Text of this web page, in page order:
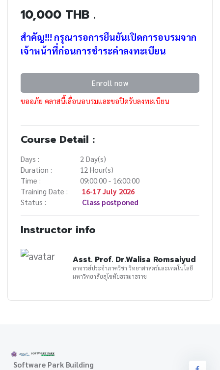
10,000 THB .
สำคัญ!!! กรุณารอการยืนยันเปิดการอบรมจาก
เจ้าหน้าที่ก่อนการชำระค่าลงทะเบียน
Enroll now
ขออภัย คลาสนี้เลื่อนอบรมและขอปิดรับลงทะเบียน
Course Detail :
Days :
2 Day(s)
Duration :
12 Hour(s)
Time :
09:00:00 - 16:00:00
Training Date :
16-17 July 2026
Status :
Class postponed
Instructor info
Asst. Prof. Dr.Walisa Romsaiyud
อาจารย์ประจำภาควิชา วิทยาศาสตร์และเทคโนโลยี
มหาวิทยาลัยสุโขทัยธรรมาธราช
Software Park Building